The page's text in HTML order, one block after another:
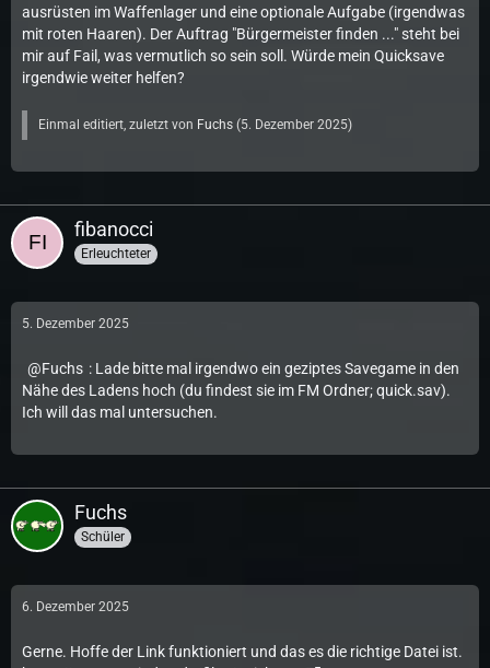
ausrüsten im Waffenlager und eine optionale Aufgabe (irgendwas
mit roten Haaren). Der Auftrag "Bürgermeister finden ..." steht bei
mir auf Fail, was vermutlich so sein soll. Würde mein Quicksave
irgendwie weiter helfen?
Einmal editiert, zuletzt von Fuchs (5. Dezember 2025)
fibanocci
Erleuchteter
5. Dezember 2025
Fuchs : Lade bitte mal irgendwo ein geziptes Savegame in den
Nähe des Ladens hoch (du findest sie im FM Ordner; quick.sav).
Ich will das mal untersuchen.
Fuchs
Schüler
6. Dezember 2025
Gerne. Hoffe der Link funktioniert und das es die richtige Datei ist.